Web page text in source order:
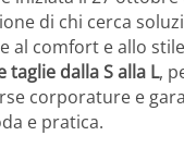
di chi cerca
al comfort e allo
taglie dalla S alla L,
corporature e
e pratica.